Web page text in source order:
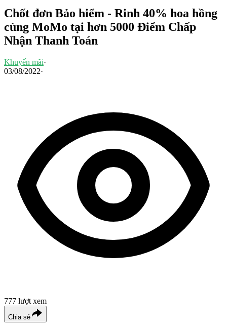
Chốt đơn Bảo hiểm - Rinh 40% hoa hồng
cùng MoMo tại hơn 5000 Điểm Chấp
Nhận Thanh Toán
Khuyến mãi·
03/08/2022·
777 lượt xem
Chia sẻ